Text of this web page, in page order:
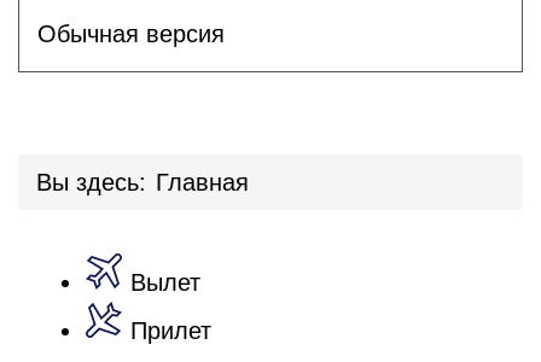
Обычная версия
Вы здесь: Главная
Вылет
Прилет